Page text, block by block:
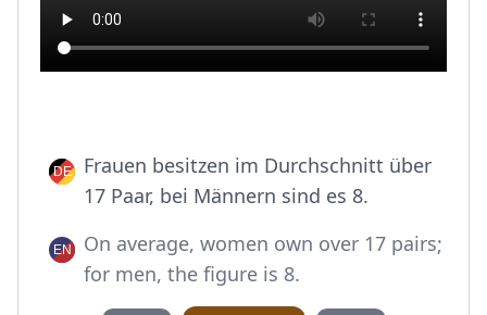
Frauen besitzen im Durchschnitt über
17 Paar, bei Männern sind es 8.
On average, women own over 17 pairs;
for men, the figure is 8.